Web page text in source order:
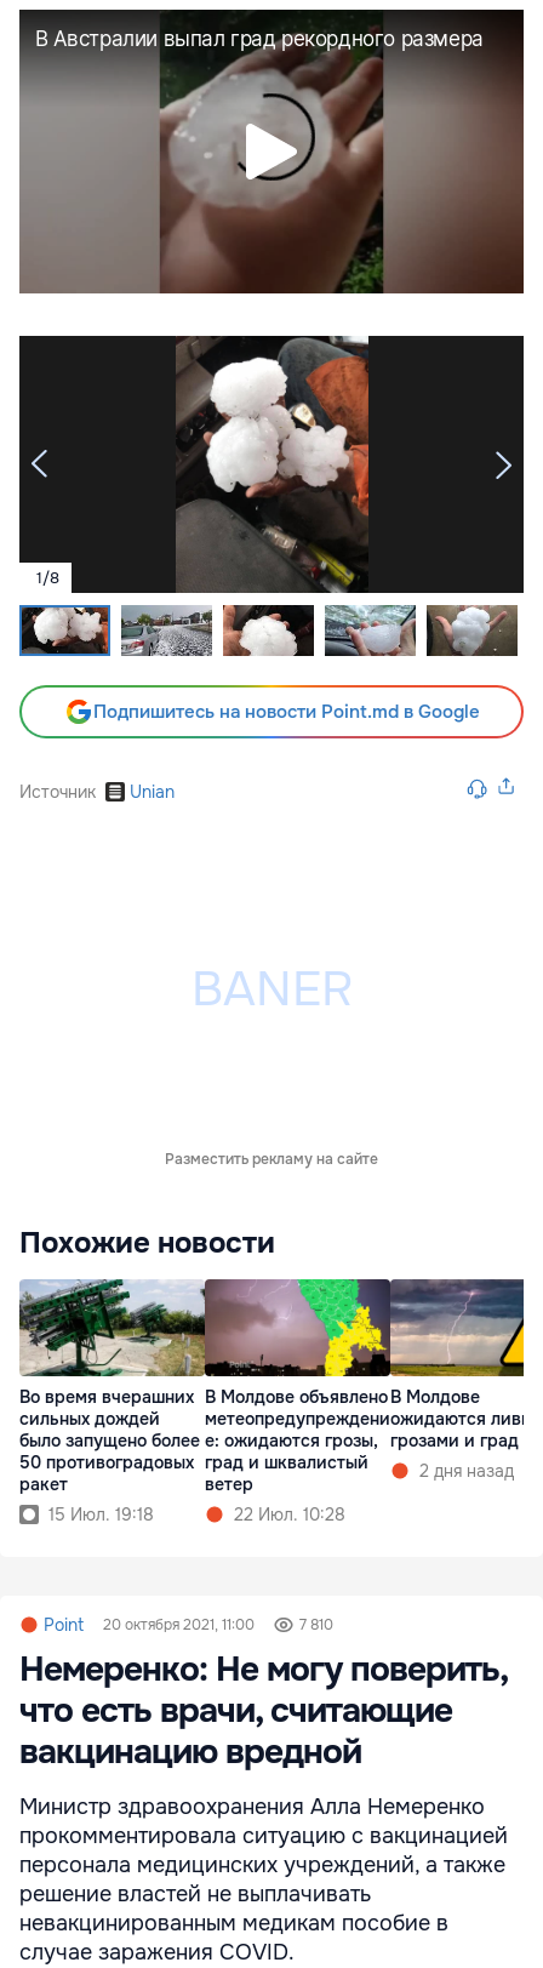
1/8
Подпишитесь на новости Point.md в Google
Источник Unian
Разместить рекламу на сайте
Похожие новости
Во время вчерашних
сильных дождей
было запущено более
50 противоградовых
ракет
15 Июл. 19:18
В Молдове объявлено
метеопредупреждени
е: ожидаются грозы,
град и шквалистый
ветер
22 Июл. 10:28
В Молдове
ожидаются
грозами и град
2 дня назад
Point 20 октября 2021, 11:00 7 810
Немеренко: Не могу поверить,
что есть врачи, считающие
вакцинацию вредной
Министр здравоохранения Алла Немеренко
прокомментировала ситуацию с вакцинацией
персонала медицинских учреждений, а также
решение властей не выплачивать
невакцинированным медикам пособие в
случае заражения COVID.